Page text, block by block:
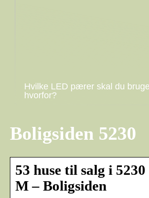
Hvilke LED pærer skal du
hvorfor?
Boligsiden 5230
53 huse til salg i 5230
M – Boligsiden